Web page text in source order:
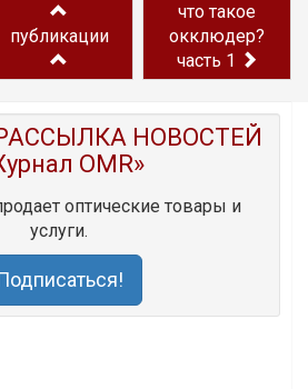
публикации
что такое
окклюдер?
часть 1
НОВОСТЕЙ
OMR»
оптические товары и
услуги.